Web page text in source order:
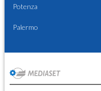
Potenza
Palermo